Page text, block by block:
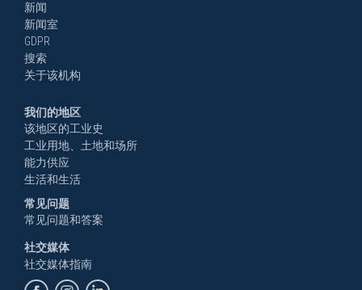
新闻
新闻室
GDPR
搜索
关于该机构
我们的地区
该地区的工业史
工业用地、土地和场所
能力供应
生活和生活
常见问题
常见问题和答案
社交媒体
社交媒体指南